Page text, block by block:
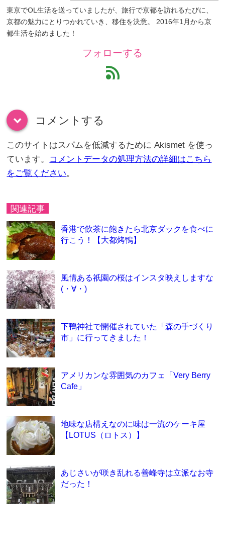
東京でOL生活を送っていましたが、旅行で京都を訪れるたびに、
京都の魅力にとりつかれていき、移住を決意。 2016年1月から京
都生活を始めました！
フォローする
feed
down コメントする
このサイトはスパムを低減するために Akismet を使っ
ています。 コメントデータの処理方法の詳細はこちら
をご覧ください。
関連記事
香港で飲茶に飽きたら北京ダックを食べに
行こう！【大都烤鴨】
風情ある祇園の桜はインスタ映えしますな
(・∀・)
下鴨神社で開催されていた「森の手づくり
市」に行ってきました！
アメリカンな雰囲気のカフェ「Very Berry
Cafe」
地味な店構えなのに味は一流のケーキ屋
【LOTUS（ロトス）】
あじさいが咲き乱れる善峰寺は立派なお寺
だった！